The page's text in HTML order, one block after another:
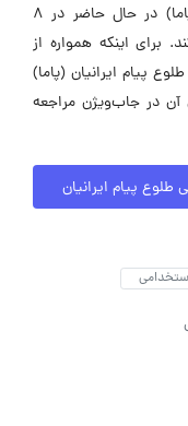
گروه صنعتی طلوع پیام ایرانیان (پاما) در حال حاضر در ۸
اینکه همواره از
پیام ایرانیان (پاما)
در جاب‌ویژن مراجعه
پیام ایرانیان